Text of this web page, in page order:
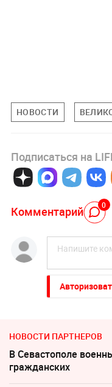
НОВОСТИ
Подписаться на
Комментарий 0
НОВОСТИ ПАРТНЕРОВ
В Севастополе
гражданских